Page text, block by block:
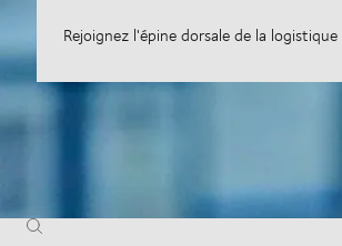
Rejoignez l'épine dorsale de la logistique